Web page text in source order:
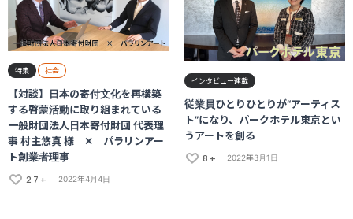
特集 社会
【対談】日本の寄付文化を再構築
する啓蒙活動に取り組まれている
一般財団法人日本寄付財団 代表理
事 村主悠真 様 ✕ パラリンアー
ト創業者理事
27+
2022年4月4日
インタビュー連載
従業員ひとりひとりが“アーティス
ト”になり、パークホテル東京とい
うアートを創る
8+
2022年3月1日